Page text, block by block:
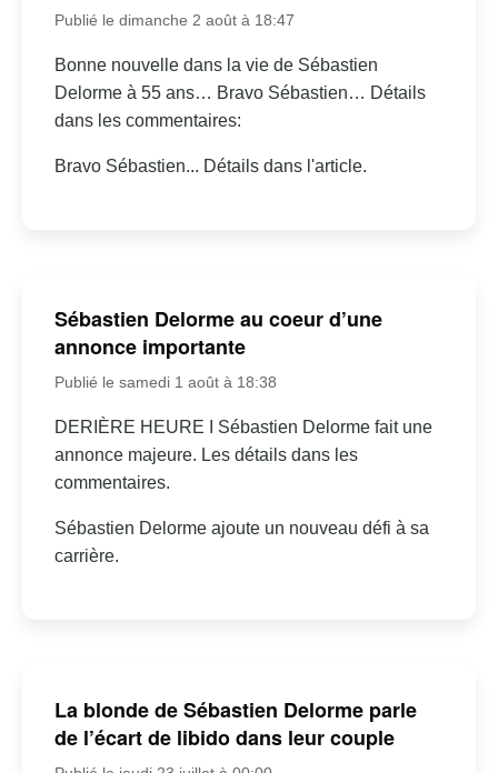
Publié le dimanche 2 août à 18:47
Bonne nouvelle dans la vie de Sébastien
Delorme à 55 ans… Bravo Sébastien… Détails
dans les commentaires:
Bravo Sébastien... Détails dans l'article.
Sébastien Delorme au coeur d’une
annonce importante
Publié le samedi 1 août à 18:38
DERIÈRE HEURE I Sébastien Delorme fait une
annonce majeure. Les détails dans les
commentaires.
Sébastien Delorme ajoute un nouveau défi à sa
carrière.
La blonde de Sébastien Delorme parle
de l’écart de libido dans leur couple